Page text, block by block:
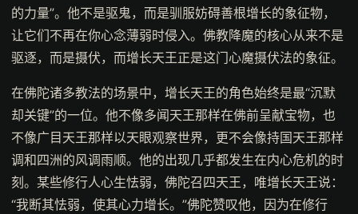
的力量”。他不是驱鬼，而是驯服妨碍善根增长的象征物，
让它们不再在你心念薄弱时侵入。佛教降魔的核心从来不是
驱逐，而是摄伏，而增长天王正是这门心魔摄伏法的象征。
在佛陀诸多教法的场景中，增长天王的角色始终是最“沉默
却关键”的一位。他不像多闻天王那样在佛前呈献宝物，也
不像广目天王那样以天眼观察世界，更不会像持国天王那样
调和四洲的风调雨顺。他的出现几乎都发生在内心危机的时
刻。某些修行人心生怯弱，佛陀召四天王，唯增长天王说：
“我断其怯弱，使其心力增长。”佛陀赞叹他，因为在修行